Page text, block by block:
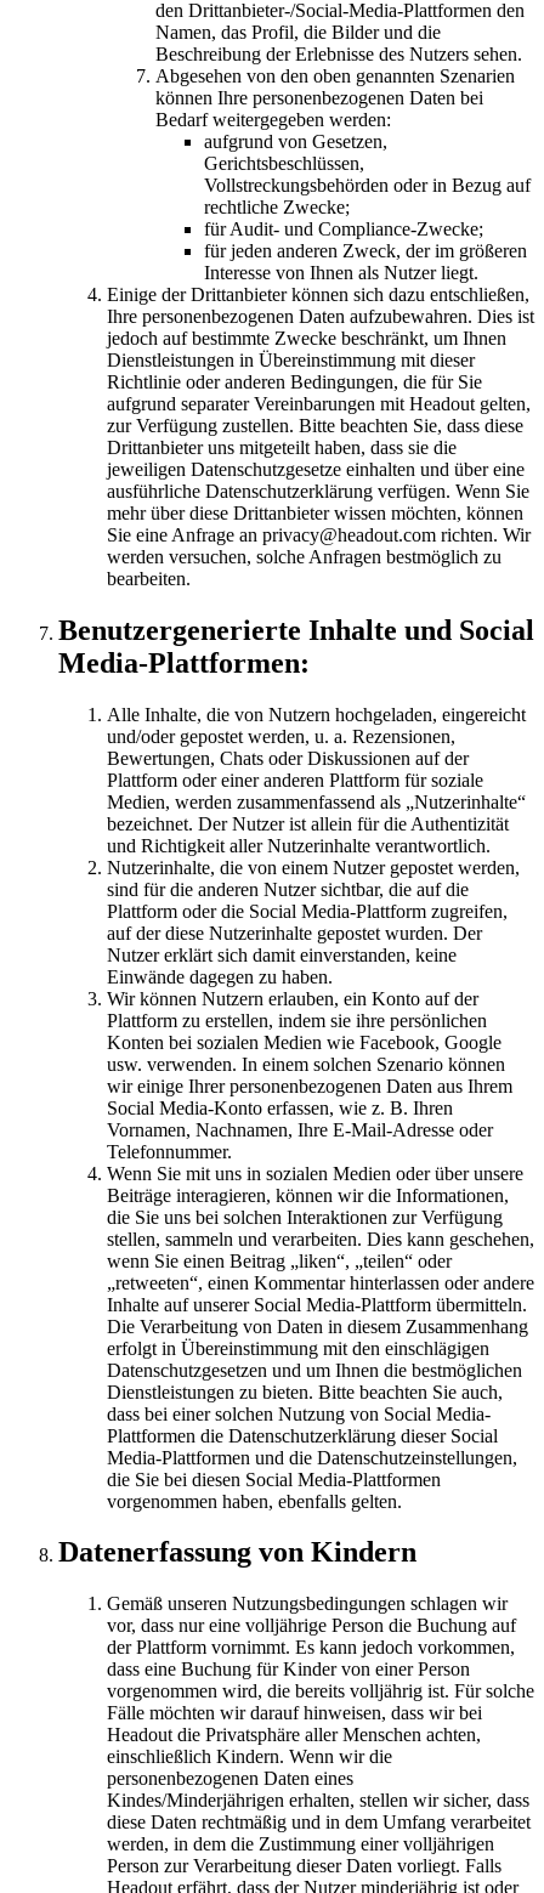
den Drittanbieter-/Social-Media-Plattformen den
Namen, das Profil, die Bilder und die
Beschreibung der Erlebnisse des Nutzers sehen.
Abgesehen von den oben genannten Szenarien
können Ihre personenbezogenen Daten bei
Bedarf weitergegeben werden:
aufgrund von Gesetzen,
Gerichtsbeschlüssen,
Vollstreckungsbehörden oder in Bezug auf
rechtliche Zwecke;
für Audit- und Compliance-Zwecke;
für jeden anderen Zweck, der im größeren
Interesse von Ihnen als Nutzer liegt.
Einige der Drittanbieter können sich dazu entschließen,
Ihre personenbezogenen Daten aufzubewahren. Dies ist
jedoch auf bestimmte Zwecke beschränkt, um Ihnen
Dienstleistungen in Übereinstimmung mit dieser
Richtlinie oder anderen Bedingungen, die für Sie
aufgrund separater Vereinbarungen mit Headout gelten,
zur Verfügung zustellen. Bitte beachten Sie, dass diese
Drittanbieter uns mitgeteilt haben, dass sie die
jeweiligen Datenschutzgesetze einhalten und über eine
ausführliche Datenschutzerklärung verfügen. Wenn Sie
mehr über diese Drittanbieter wissen möchten, können
Sie eine Anfrage an privacy@headout.com richten. Wir
werden versuchen, solche Anfragen bestmöglich zu
bearbeiten.
Benutzergenerierte Inhalte und Social
Media-Plattformen:
Alle Inhalte, die von Nutzern hochgeladen, eingereicht
und/oder gepostet werden, u. a. Rezensionen,
Bewertungen, Chats oder Diskussionen auf der
Plattform oder einer anderen Plattform für soziale
Medien, werden zusammenfassend als „Nutzerinhalte“
bezeichnet. Der Nutzer ist allein für die Authentizität
und Richtigkeit aller Nutzerinhalte verantwortlich.
Nutzerinhalte, die von einem Nutzer gepostet werden,
sind für die anderen Nutzer sichtbar, die auf die
Plattform oder die Social Media-Plattform zugreifen,
auf der diese Nutzerinhalte gepostet wurden. Der
Nutzer erklärt sich damit einverstanden, keine
Einwände dagegen zu haben.
Wir können Nutzern erlauben, ein Konto auf der
Plattform zu erstellen, indem sie ihre persönlichen
Konten bei sozialen Medien wie Facebook, Google
usw. verwenden. In einem solchen Szenario können
wir einige Ihrer personenbezogenen Daten aus Ihrem
Social Media-Konto erfassen, wie z. B. Ihren
Vornamen, Nachnamen, Ihre E-Mail-Adresse oder
Telefonnummer.
Wenn Sie mit uns in sozialen Medien oder über unsere
Beiträge interagieren, können wir die Informationen,
die Sie uns bei solchen Interaktionen zur Verfügung
stellen, sammeln und verarbeiten. Dies kann geschehen,
wenn Sie einen Beitrag „liken“, „teilen“ oder
„retweeten“, einen Kommentar hinterlassen oder andere
Inhalte auf unserer Social Media-Plattform übermitteln.
Die Verarbeitung von Daten in diesem Zusammenhang
erfolgt in Übereinstimmung mit den einschlägigen
Datenschutzgesetzen und um Ihnen die bestmöglichen
Dienstleistungen zu bieten. Bitte beachten Sie auch,
dass bei einer solchen Nutzung von Social Media-
Plattformen die Datenschutzerklärung dieser Social
Media-Plattformen und die Datenschutzeinstellungen,
die Sie bei diesen Social Media-Plattformen
vorgenommen haben, ebenfalls gelten.
Datenerfassung von Kindern
Gemäß unseren Nutzungsbedingungen schlagen wir
vor, dass nur eine volljährige Person die Buchung auf
der Plattform vornimmt. Es kann jedoch vorkommen,
dass eine Buchung für Kinder von einer Person
vorgenommen wird, die bereits volljährig ist. Für solche
Fälle möchten wir darauf hinweisen, dass wir bei
Headout die Privatsphäre aller Menschen achten,
einschließlich Kindern. Wenn wir die
personenbezogenen Daten eines
Kindes/Minderjährigen erhalten, stellen wir sicher, dass
diese Daten rechtmäßig und in dem Umfang verarbeitet
werden, in dem die Zustimmung einer volljährigen
Person zur Verarbeitung dieser Daten vorliegt. Falls
Headout erfährt, dass der Nutzer minderjährig ist oder